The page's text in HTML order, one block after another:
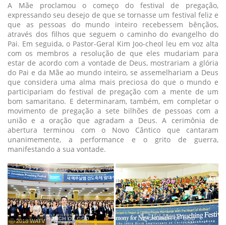
A Mãe proclamou o começo do festival de pregação,
expressando seu desejo de que se tornasse um festival feliz e
que as pessoas do mundo inteiro recebessem bênçãos,
através dos filhos que seguem o caminho do evangelho do
Pai. Em seguida, o Pastor-Geral Kim Joo-cheol leu em voz alta
com os membros a resolução de que eles mudariam para
estar de acordo com a vontade de Deus, mostrariam a glória
do Pai e da Mãe ao mundo inteiro, se assemelhariam a Deus
que considera uma alma mais preciosa do que o mundo e
participariam do festival de pregação com a mente de um
bom samaritano. E determinaram, também, em completar o
movimento de pregação a sete bilhões de pessoas com a
união e a oração que agradam a Deus. A cerimônia de
abertura terminou com o Novo Cântico que cantaram
unanimemente, a performance e o grito de guerra,
manifestando a sua vontade.
ⓒ 2018 WATV